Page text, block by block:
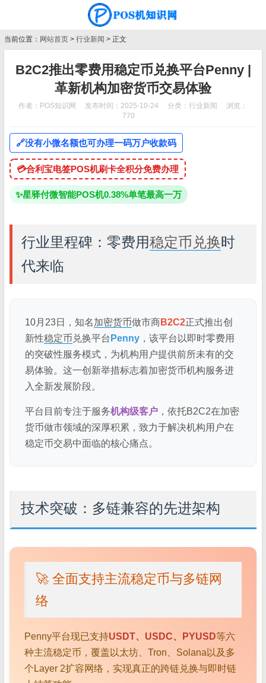
当前位置： 网站首页 > 行业新闻 > 正文
B2C2推出零费用稳定币兑换平台Penny |
革新机构加密货币交易体验
作者：POS知识网 发布时间：2025-10-24 分类： 行业新闻
浏览：
770
🔗没有小微名额也可办理一码万户收款码
💳合利宝电签POS机刷卡全积分免费办理
✨星驿付微智能POS机0.38%单笔最高一万
行业里程碑：零费用稳定币兑换时
代来临
10月23日，知名加密货币做市商B2C2正式推出创
新性稳定币 兑换平台 Penny ，该平台以即时零费用
的突破性服务模式，为机构用户提供前所未有的交
易体验。这一创新举措标志着加密货币机构服务进
入全新发展阶段。
平台目前专注于服务机构级客户 ，依托B2C2在加密
货币做市领域的深厚积累，致力于解决机构用户在
稳定币交易中面临的核心痛点。
技术突破：多链兼容的先进架构
🚀 全面支持主流稳定币与多链网
络
Penny平台现已支持USDT、USDC、PYUSD等六
种主流稳定币，覆盖以太坊、Tron、Solana以及多
个Layer 2扩容网络，实现真正的跨链兑换与即时链